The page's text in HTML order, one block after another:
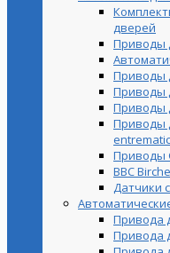
дверей
Приводы
Приводы
Приводы
Приводы
Приводы
entrematic
Приводы
BBC
Датчики
Привода
Привода